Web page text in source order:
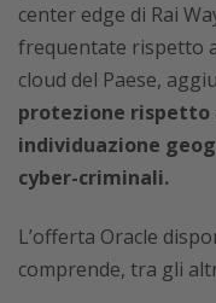
center edge di Rai
frequentate rispetto
cloud del Paese,
protezione
individuazione
cyber-criminali.
L’offerta Oracle
comprende, tra gli